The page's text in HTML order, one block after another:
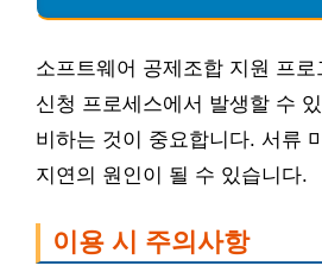
소프트웨어 공제조합 지원 프
신청 프로세스에서 발생할 수
비하는 것이 중요합니다. 서류
지연의 원인이 될 수 있습니다.
이용 시 주의사항